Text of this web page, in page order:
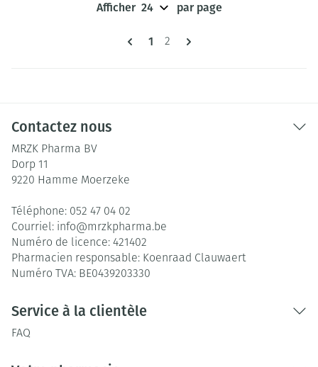
Pages
Vous lisez actuellement la page
1 Page
2
Afficher par page
Contactez nous
MRZK Pharma BV
Dorp 11
9220 Hamme Moerzeke
Téléphone: 052 47 04 02
Courriel: info@mrzkpharma.be
Numéro de licence: 421402
Pharmacien responsable: Koenraad Clauwaert
Numéro TVA: BE0439203330
Service à la clientèle
FAQ